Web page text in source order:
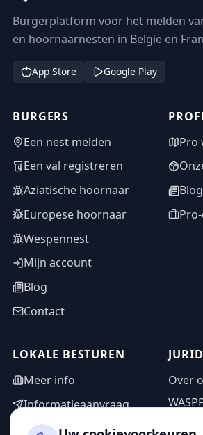
Burgerplatform voor het melden
en hoornaarnesten in België en
App Store Google Play
BURGERS
Een nest melden
Een val registreren
Aziatische hoornaar
Europese hoornaar
Wespennest
Mijn account
Blog
Contact
Pro
Blog
LOKALE BESTUREN
Meer info
Informatieaanvraag
Adminzone
Over